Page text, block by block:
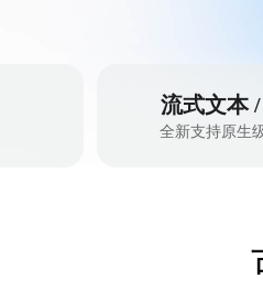
流式文本
全新支持原生